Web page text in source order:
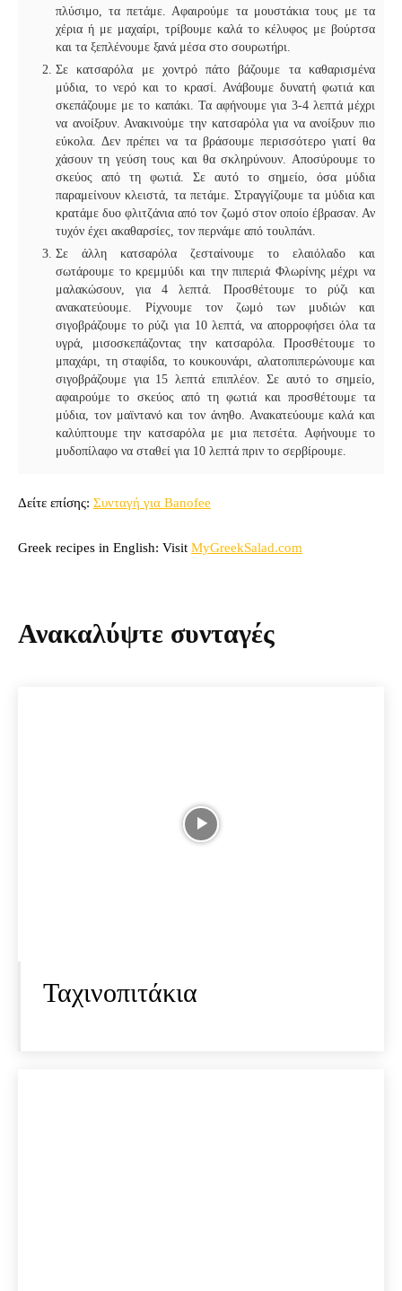
πλύσιμο, τα πετάμε. Αφαιρούμε τα μουστάκια τους με τα
χέρια ή με μαχαίρι, τρίβουμε καλά το κέλυφος με βούρτσα
και τα ξεπλένουμε ξανά μέσα στο σουρωτήρι.
Σε κατσαρόλα με χοντρό πάτο βάζουμε τα καθαρισμένα
μύδια, το νερό και το κρασί. Ανάβουμε δυνατή φωτιά και
σκεπάζουμε με το καπάκι. Τα αφήνουμε για 3-4 λεπτά μέχρι
να ανοίξουν. Ανακινούμε την κατσαρόλα για να ανοίξουν πιο
εύκολα. Δεν πρέπει να τα βράσουμε περισσότερο γιατί θα
χάσουν τη γεύση τους και θα σκληρύνουν. Αποσύρουμε το
σκεύος από τη φωτιά. Σε αυτό το σημείο, όσα μύδια
παραμείνουν κλειστά, τα πετάμε. Στραγγίζουμε τα μύδια και
κρατάμε δυο φλιτζάνια από τον ζωμό στον οποίο έβρασαν. Αν
τυχόν έχει ακαθαρσίες, τον περνάμε από τουλπάνι.
Σε άλλη κατσαρόλα ζεσταίνουμε το ελαιόλαδο και
σωτάρουμε το κρεμμύδι και την πιπεριά Φλωρίνης μέχρι να
μαλακώσουν, για 4 λεπτά. Προσθέτουμε το ρύζι και
ανακατεύουμε. Ρίχνουμε τον ζωμό των μυδιών και
σιγοβράζουμε το ρύζι για 10 λεπτά, να απορροφήσει όλα τα
υγρά, μισοσκεπάζοντας την κατσαρόλα. Προσθέτουμε το
μπαχάρι, τη σταφίδα, το κουκουνάρι, αλατοπιπερώνουμε και
σιγοβράζουμε για 15 λεπτά επιπλέον. Σε αυτό το σημείο,
αφαιρούμε το σκεύος από τη φωτιά και προσθέτουμε τα
μύδια, τον μαϊντανό και τον άνηθο. Ανακατεύουμε καλά και
καλύπτουμε την κατσαρόλα με μια πετσέτα. Αφήνουμε το
μυδοπίλαφο να σταθεί για 10 λεπτά πριν το σερβίρουμε.
Δείτε επίσης: Συνταγή για Banofee
Greek recipes in English: Visit MyGreekSalad.com
Ανακαλύψτε συνταγές
Ταχινοπιτάκια